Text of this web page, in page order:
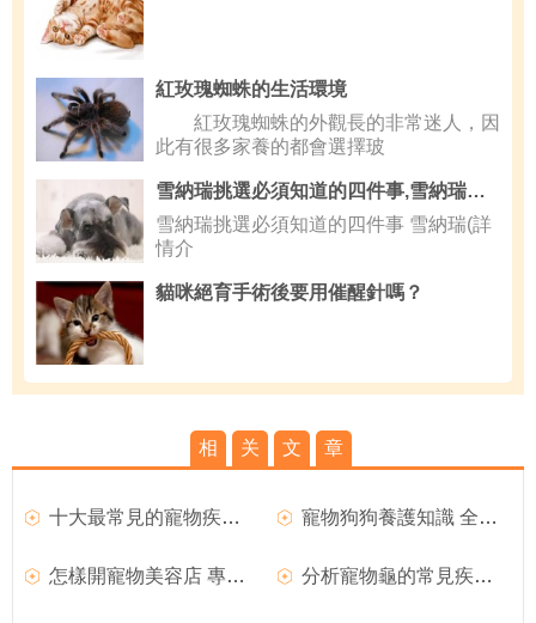
紅玫瑰蜘蛛的生活環境
紅玫瑰蜘蛛的外觀長的非常迷人，因
此有很多家養的都會選擇玻
雪納瑞挑選必須知道的四件事,雪納瑞拉肚子怎麼辦
雪納瑞挑選必須知道的四件事 雪納瑞(詳
情介
貓咪絕育手術後要用催醒針嗎？
相 关 文 章
十大最常見的寵物疾病及如何預防和方法 寵物狗狗養護知識 全方面養護透析
怎樣開寵物美容店 專業寵物美容師介紹 分析寵物龜的常見疾病及解決方法